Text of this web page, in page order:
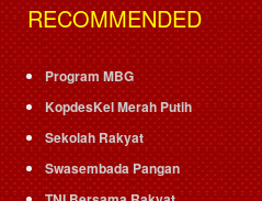
RECOMMENDED
Program MBG
KopdesKel Merah Putih
Sekolah Rakyat
Swasembada Pangan